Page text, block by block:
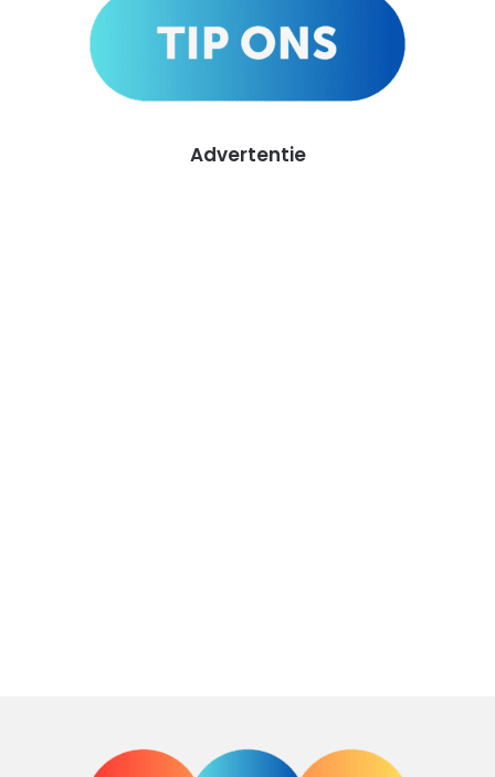
Advertentie